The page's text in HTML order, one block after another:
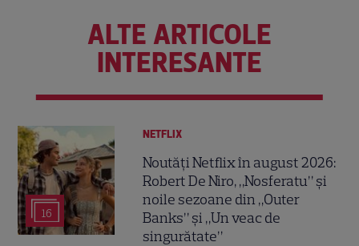
ALTE ARTICOLE
INTERESANTE
16
NETFLIX
Noutăți Netflix în august 2026:
Robert De Niro, „Nosferatu” și
noile sezoane din „Outer
Banks” și „Un veac de
singurătate”